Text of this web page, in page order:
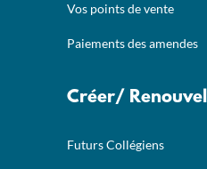
Vos points de vente
Paiements des amendes
Créer/
Futurs Collégiens